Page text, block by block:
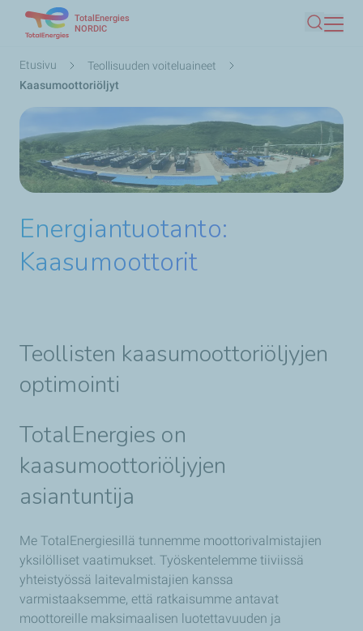
TotalEnergies
NORDIC
Haku
Murupolku
Etusivu
Teollisuuden voiteluaineet
Kaasumoottoriöljyt
Energiantuotanto:
Kaasumoottorit
Teollisten kaasumoottoriöljyjen
optimointi
TotalEnergies on
kaasumoottoriöljyjen
asiantuntija
Me TotalEnergiesillä tunnemme moottorivalmistajien
yksilölliset vaatimukset. Työskentelemme tiiviissä
yhteistyössä laitevalmistajien kanssa
varmistaaksemme, että ratkaisumme antavat
moottoreille maksimaalisen luotettavuuden ja